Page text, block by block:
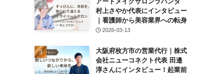
村上さやか代表にインタビュー
｜看護師から美容業界への転身
2026-03-13
大阪府枚方市の営業代行｜株式
会社ニューコネクト代表 田邉
淳さんにインタビュー！起業前